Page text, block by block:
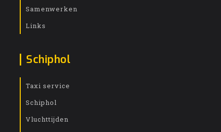
Samenwerken
Links
Schiphol
Taxi service
Schiphol
Vluchttijden